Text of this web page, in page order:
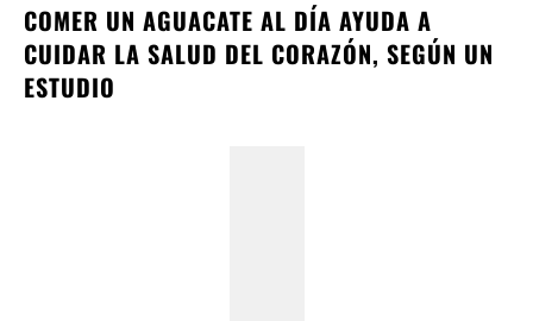
COMER UN AGUACATE AL DÍA AYUDA A
CUIDAR LA SALUD DEL CORAZÓN, SEGÚN UN
ESTUDIO